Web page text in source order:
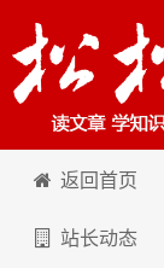
卢松松博客
返回首页
站长动态